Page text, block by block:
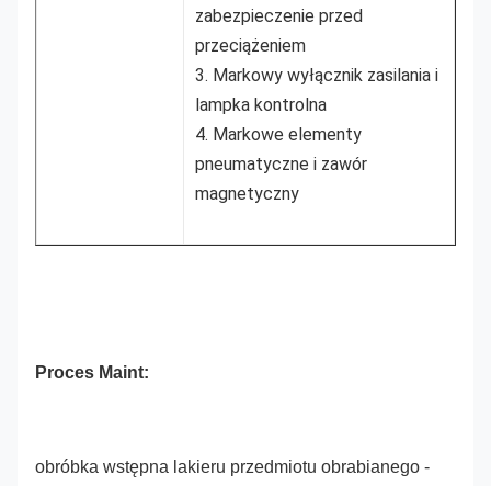
zabezpieczenie przed
przeciążeniem
3. Markowy wyłącznik zasilania i
lampka kontrolna
4. Markowe elementy
pneumatyczne i zawór
magnetyczny
Proces Maint:
obróbka wstępna lakieru przedmiotu obrabianego -